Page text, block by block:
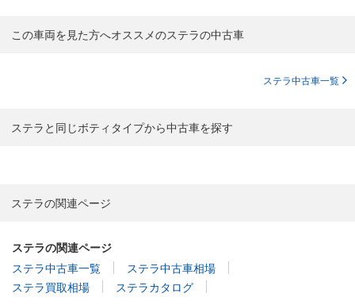
この車両を見た方へオススメのステラの中古車
ステラ中古車一覧
ステラと同じボティタイプから中古車を探す
ステラの関連ページ
ステラの関連ページ
ステラ中古車一覧
ステラ中古車相場
ステラ買取相場
ステラカタログ